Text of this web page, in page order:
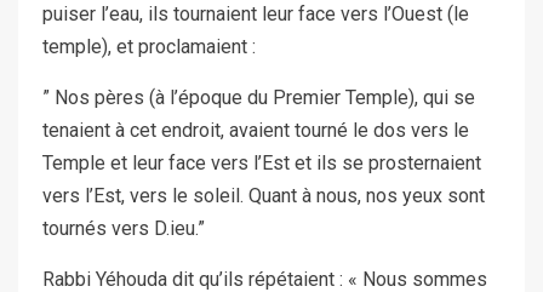
puiser l’eau, ils tournaient leur face vers ‎l’Ouest (le
temple), et proclamaient :
” Nos pères (à l’époque ‎du Premier Temple), qui se
tenaient à cet endroit, avaient tourné le dos vers le
Temple et leur face vers l’Est et ils se prosternaient
vers l’Est, ‎vers le soleil. Quant à nous, nos yeux sont
tournés vers D.ieu.”
Rabbi Yéhouda dit qu’ils répétaient : ‎‎« Nous sommes